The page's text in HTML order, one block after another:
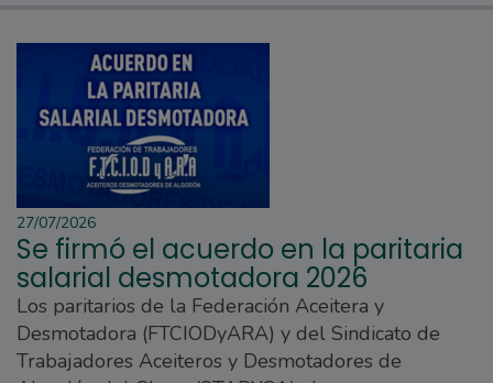
27/07/2026
Se firmó el acuerdo en la paritaria
salarial desmotadora 2026
Los paritarios de la Federación Aceitera y
Desmotadora (FTCIODyARA) y del Sindicato de
Trabajadores Aceiteros y Desmotadores de